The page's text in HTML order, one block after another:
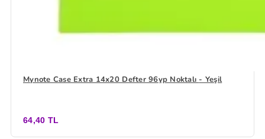
Mynote Case Extra 14x20 Defter 96yp Noktalı - Yeşil
64,40 TL